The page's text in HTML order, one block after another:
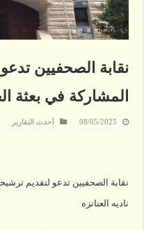
نقابة الصحفيين
المشاركة في بعثة
08/05/2025 أحدث التقارير
نقابة الصحفيين تدعو لتقديم
ناديه العنانزه